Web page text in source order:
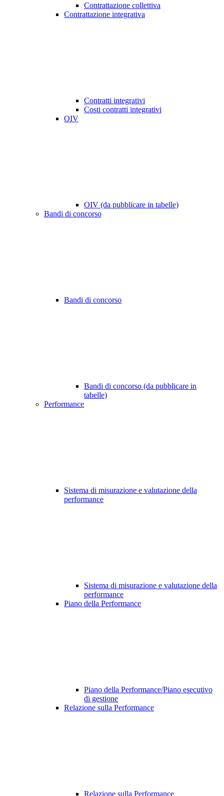
Contrattazione collettiva
Contrattazione integrativa
Contratti integrativi
Costi contratti integrativi
OIV
OIV (da pubblicare in tabelle)
Bandi di concorso
Bandi di concorso
Bandi di concorso (da pubblicare in
tabelle)
Performance
Sistema di misurazione e valutazione della
performance
Sistema di misurazione e valutazione della
performance
Piano della Performance
Piano della Performance/Piano esecutivo
di gestione
Relazione sulla Performance
Relazione sulla Performance